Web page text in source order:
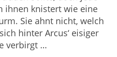
ihnen knistert wie eine
Sie ahnt nicht, welch
hinter Arcus‘ eisiger
verbirgt …